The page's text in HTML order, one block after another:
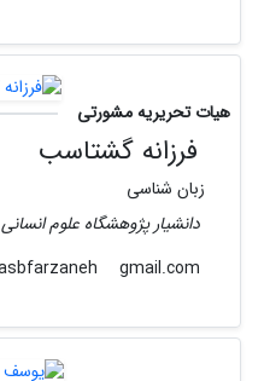
هیات تحریریه مشورتی
فرزانه گشتاسب
زبان شناسی
دانشیار پژوهشگاه علوم انسانی
gmail.com